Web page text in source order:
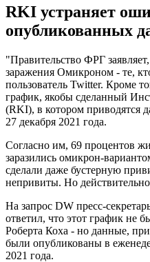
RKI устраняет
опубликованных
"Правительство ФРГ
заражения Омикроном - те,
пользователь Twitter. Кроме
график, якобы сделанный
(RKI), в котором приводятся
27 декабря 2021 года.
Согласно им, 69 процентов
заразились омикрон-
сделали даже бустерную
непривиты. Но
На запрос DW пресс-
ответил, что этот график не
Роберта Коха - но данные,
были опубликованы в
2021 года.